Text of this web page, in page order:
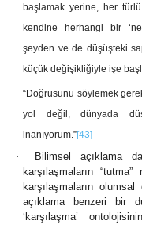
başlamak yerine, her türlü
kendine herhangi bir
şeyden ve de düşüşteki
küçük değişikliğiyle işe
“Doğrusunu söylemek
yol değil, dünyada
inanıyorum.”[43]
·
Bilimsel açıklama
karşılaşmaların “tutma”
karşılaşmaların
açıklama benzeri bir
‘karşılaşma’